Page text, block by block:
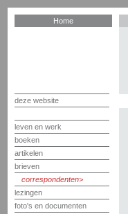
Home
deze website
leven en werk
boeken
artikelen
brieven
correspondenten
lezingen
foto's en documenten